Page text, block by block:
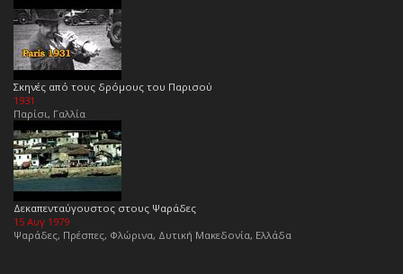
Σκηνές από τους δρόμους του Παρισού
1931
Παρίσι, Γαλλία
Δεκαπενταύγουστος στους Ψαράδες
15 Αυγ 1979
Ψαράδες, Πρέσπες, Φλώρινα, Δυτική Μακεδονία, Ελλάδα